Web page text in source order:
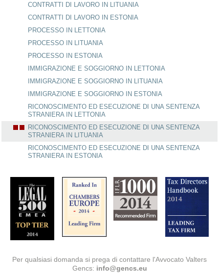
CONTRATTI DI LAVORO IN LITUANIA
CONTRATTI DI LAVORO IN ESTONIA
PROCESSO IN LETTONIA
PROCESSO IN LITUANIA
PROCESSO IN ESTONIA
IMMIGRAZIONE E SOGGIORNO IN LETTONIA
IMMIGRAZIONE E SOGGIORNO IN LITUANIA
IMMIGRAZIONE E SOGGIORNO IN ESTONIA
RICONOSCIMENTO ED ESECUZIONE DI UNA SENTENZA
STRANIERA IN LETTONIA
RICONOSCIMENTO ED ESECUZIONE DI UNA SENTENZA
STRANIERA IN LITUANIA
RICONOSCIMENTO ED ESECUZIONE DI UNA SENTENZA
STRANIERA IN ESTONIA
Per qualsiasi domanda si prega di contattare l'Avvocato Valters
Gencs: info@gencs.eu